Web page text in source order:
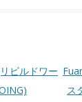
ビルドワー
ス